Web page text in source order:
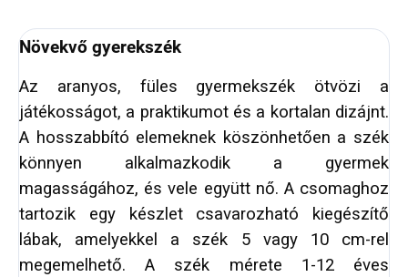
Növekvő gyerekszék
Az aranyos, füles gyermekszék ötvözi a
játékosságot, a praktikumot és a kortalan dizájnt.
A hosszabbító elemeknek köszönhetően a szék
könnyen alkalmazkodik a gyermek
magasságához, és vele együtt nő. A csomaghoz
tartozik egy készlet csavarozható kiegészítő
lábak, amelyekkel a szék 5 vagy 10 cm-rel
megemelhető. A szék mérete 1-12 éves